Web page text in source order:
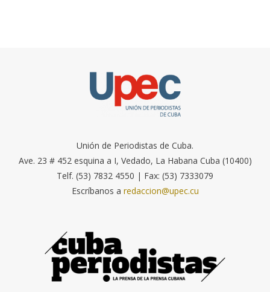
Unión de Periodistas de Cuba.
Ave. 23 # 452 esquina a I, Vedado, La Habana Cuba (10400)
Telf. (53) 7832 4550 | Fax: (53) 7333079
Escríbanos a redaccion@upec.cu